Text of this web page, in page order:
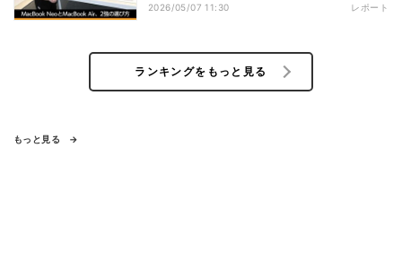
2026/05/07 11:30 レポート
ランキングをもっと見る
もっと見る